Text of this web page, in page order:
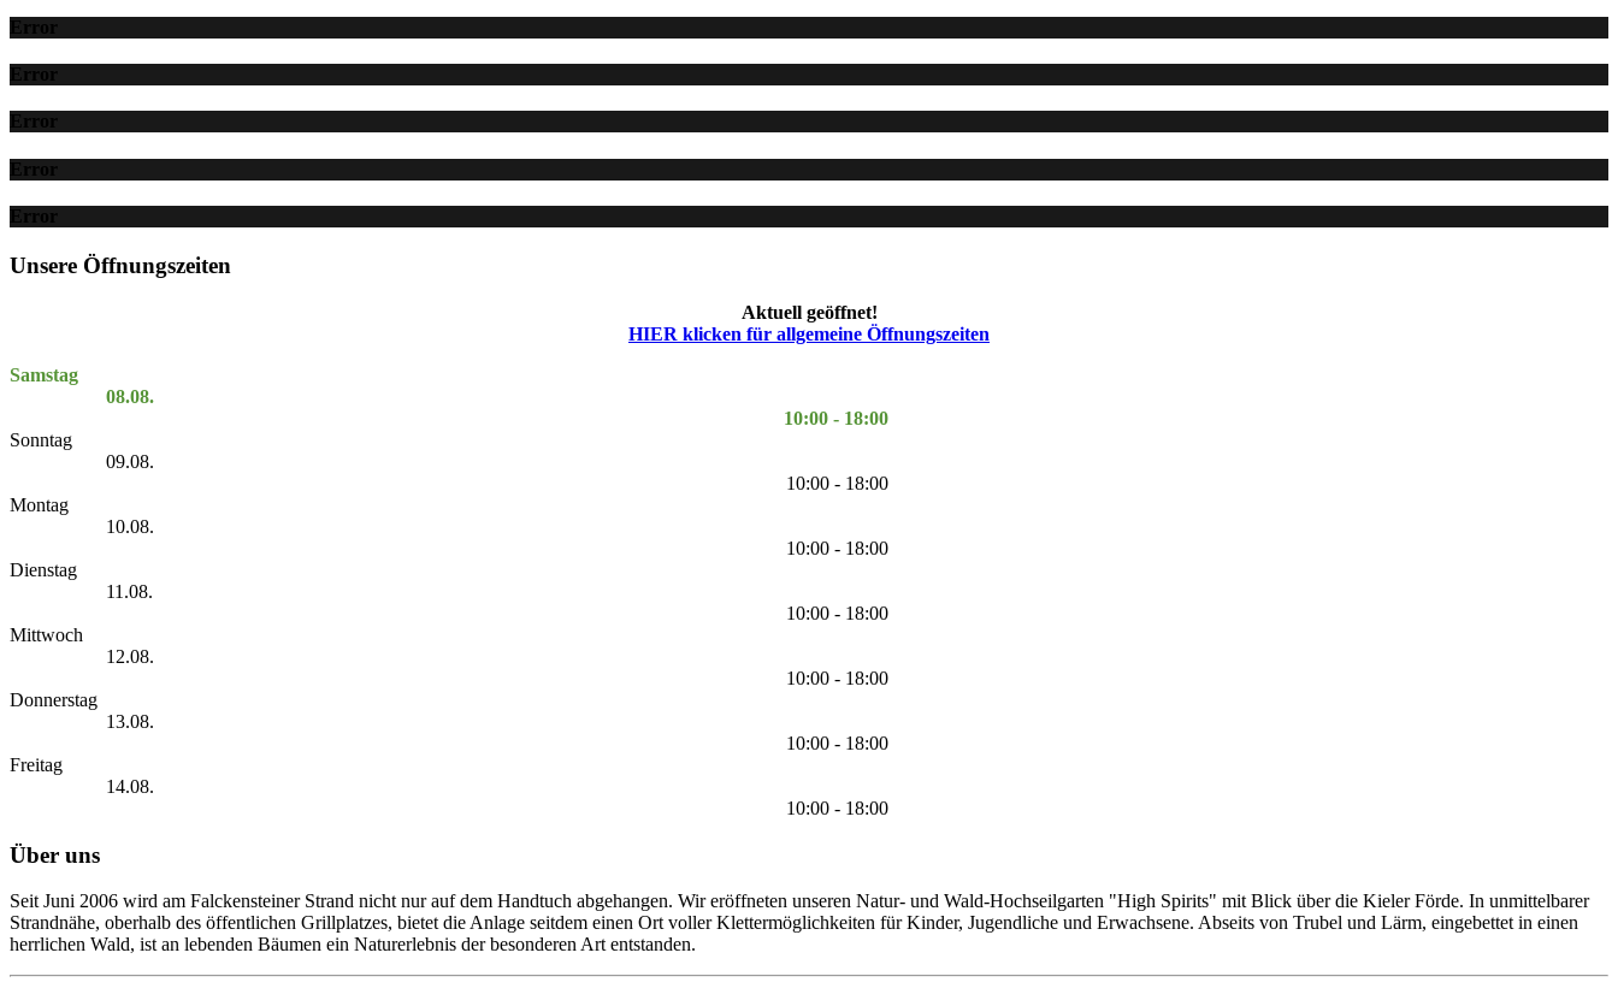
Error
Error
Error
Error
Error
Unsere Öffnungszeiten
Aktuell geöffnet!
HIER klicken für allgemeine Öffnungszeiten
Samstag
08.08.
10:00 - 18:00
Sonntag
09.08.
10:00 - 18:00
Montag
10.08.
10:00 - 18:00
Dienstag
11.08.
10:00 - 18:00
Mittwoch
12.08.
10:00 - 18:00
Donnerstag
13.08.
10:00 - 18:00
Freitag
14.08.
10:00 - 18:00
Über uns
Seit Juni 2006 wird am Falckensteiner Strand nicht nur auf dem Handtuch abgehangen. Wir eröffneten unseren Natur- und Wald-Hochseilgarten "High Spirits" mit Blick über die Kieler Förde. In unmittelbarer
Strandnähe, oberhalb des öffentlichen Grillplatzes, bietet die Anlage seitdem einen Ort voller Klettermöglichkeiten für Kinder, Jugendliche und Erwachsene. Abseits von Trubel und Lärm, eingebettet in einen
herrlichen Wald, ist an lebenden Bäumen ein Naturerlebnis der besonderen Art entstanden.